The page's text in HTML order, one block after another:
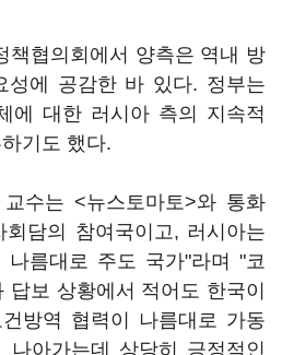
책협의회에서 양측은 역내 방
성에 공감한 바 있다. 정부는
에 대한 러시아 측의 지속적
기도 했다.
수는 <뉴스토마토>와 통화
담의 참여국이고, 러시아는
나름대로 주도 국가"라며 "코
답보 상황에서 적어도 한국이
방역 협력이 나름대로 가동
나아가는데 상당히 긍정적인